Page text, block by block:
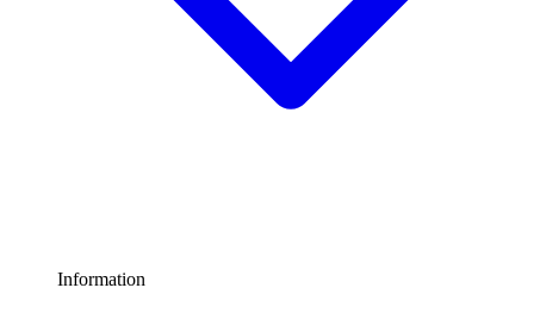
Information